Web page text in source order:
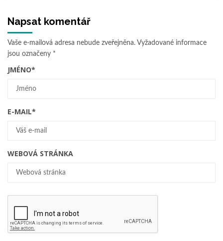
Napsat komentář
Vaše e-mailová adresa nebude zveřejněna. Vyžadované informace
jsou označeny *
JMÉNO*
E-MAIL*
WEBOVÁ STRÁNKA